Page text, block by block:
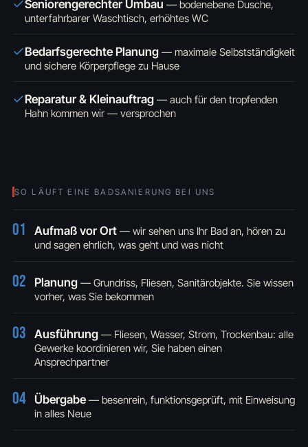
Seniorengerechter Umbau — bodenebene Dusche,
unterfahrbarer Waschtisch, erhöhtes WC
Bedarfsgerechte Planung — maximale Selbstständigkeit
und sichere Körperpflege zu Hause
Reparatur & Kleinauftrag — auch für den tropfenden
Hahn kommen wir — versprochen
SO LÄUFT EINE BADSANIERUNG BEI UNS
01 Aufmaß vor Ort — wir sehen uns Ihr Bad an, hören zu
und sagen ehrlich, was geht und was nicht
02 Planung — Grundriss, Fliesen, Sanitärobjekte. Sie wissen
vorher, was Sie bekommen
03 Ausführung — Fliesen, Wasser, Strom, Trockenbau: alle
Gewerke koordinieren wir, Sie haben einen
Ansprechpartner
04 Übergabe — besenrein, funktionsgeprüft, mit Einweisung
in alles Neue